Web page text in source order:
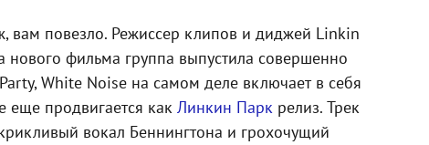
вам повезло. Режиссер клипов и диджей Linkin
фильма группа выпустила совершенно
White Noise на самом деле включает в себя
еще продвигается как Линкин Парк релиз. Трек
вокал Беннингтона и грохочущий